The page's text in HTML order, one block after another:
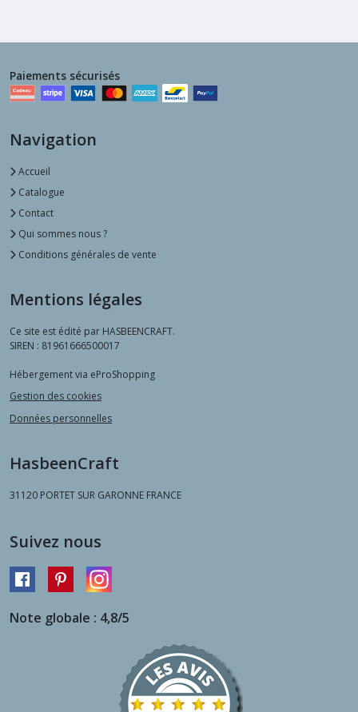
Paiements sécurisés
Navigation
Accueil
Catalogue
Contact
Qui sommes nous ?
Conditions générales de vente
Mentions légales
Ce site est édité par HASBEENCRAFT.
SIREN : 81961666500017
Hébergement via eProShopping
Gestion des cookies
Données personnelles
HasbeenCraft
31120 PORTET SUR GARONNE FRANCE
Suivez nous
Note globale : 4,8/5